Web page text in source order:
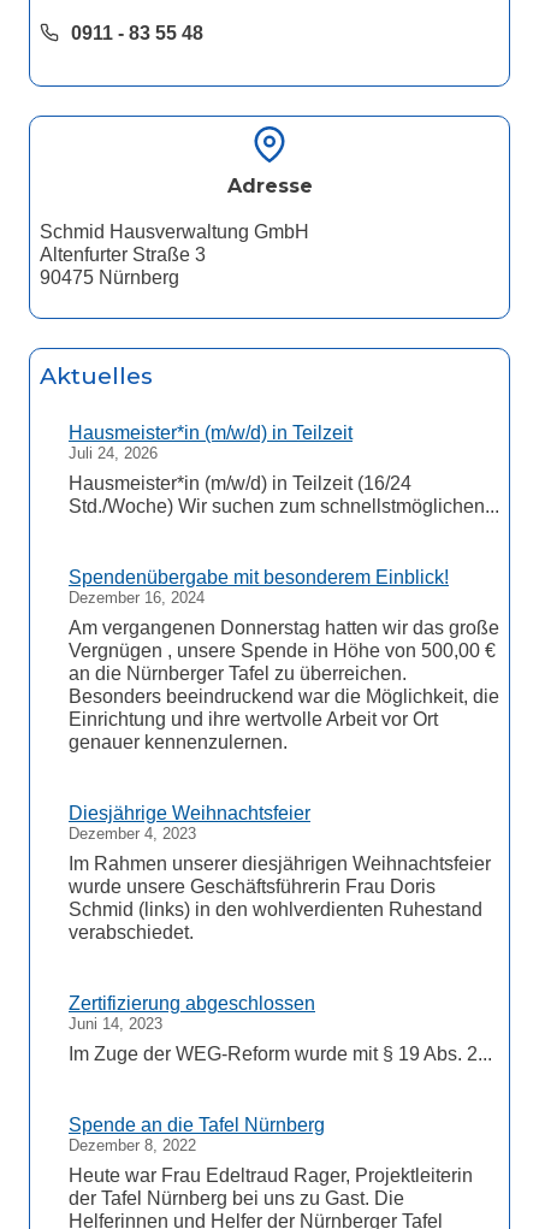
0911 - 83 55 48
Adresse
Schmid Hausverwaltung GmbH
Altenfurter Straße 3
90475 Nürnberg
Aktuelles
Hausmeister*in (m/w/d) in Teilzeit
Juli 24, 2026
Hausmeister*in (m/w/d) in Teilzeit (16/24
Std./Woche) Wir suchen zum schnellstmöglichen...
Spendenübergabe mit besonderem Einblick!
Dezember 16, 2024
Am vergangenen Donnerstag hatten wir das große
Vergnügen , unsere Spende in Höhe von 500,00 €
an die Nürnberger Tafel zu überreichen.
Besonders beeindruckend war die Möglichkeit, die
Einrichtung und ihre wertvolle Arbeit vor Ort
genauer kennenzulernen.
Diesjährige Weihnachtsfeier
Dezember 4, 2023
Im Rahmen unserer diesjährigen Weihnachtsfeier
wurde unsere Geschäftsführerin Frau Doris
Schmid (links) in den wohlverdienten Ruhestand
verabschiedet.
Zertifizierung abgeschlossen
Juni 14, 2023
Im Zuge der WEG-Reform wurde mit § 19 Abs. 2...
Spende an die Tafel Nürnberg
Dezember 8, 2022
Heute war Frau Edeltraud Rager, Projektleiterin
der Tafel Nürnberg bei uns zu Gast. Die
Helferinnen und Helfer der Nürnberger Tafel